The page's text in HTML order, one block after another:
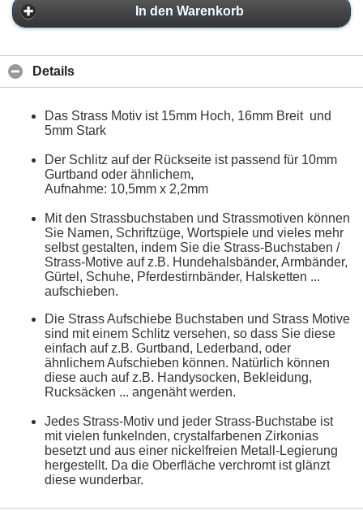
In den Warenkorb
Details
Das Strass Motiv ist 15mm Hoch, 16mm Breit und
5mm Stark
Der Schlitz auf der Rückseite ist passend für 10mm
Gurtband oder ähnlichem,
Aufnahme: 10,5mm x 2,2mm
Mit den Strassbuchstaben und Strassmotiven können
Sie Namen, Schriftzüge, Wortspiele und vieles mehr
selbst gestalten, indem Sie die Strass-Buchstaben /
Strass-Motive auf z.B. Hundehalsbänder, Armbänder,
Gürtel, Schuhe, Pferdestirnbänder, Halsketten ...
aufschieben.
Die Strass Aufschiebe Buchstaben und Strass Motive
sind mit einem Schlitz versehen, so dass Sie diese
einfach auf z.B. Gurtband, Lederband, oder
ähnlichem Aufschieben können. Natürlich können
diese auch auf z.B. Handysocken, Bekleidung,
Rucksäcken ... angenäht werden.
Jedes Strass-Motiv und jeder Strass-Buchstabe ist
mit vielen funkelnden, crystalfarbenen Zirkonias
besetzt und aus einer nickelfreien Metall-Legierung
hergestellt. Da die Oberfläche verchromt ist glänzt
diese wunderbar.